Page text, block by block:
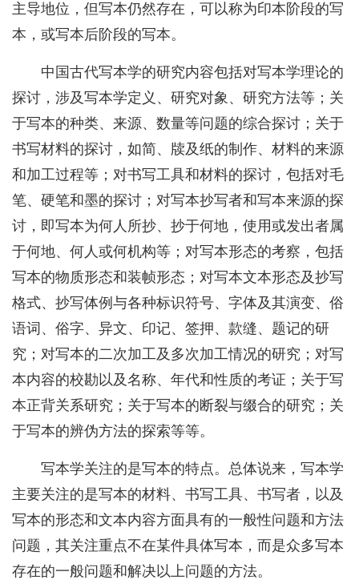
主导地位，但写本仍然存在，可以称为印本阶段的写
本，或写本后阶段的写本。
中国古代写本学的研究内容包括对写本学理论的
探讨，涉及写本学定义、研究对象、研究方法等；关
于写本的种类、来源、数量等问题的综合探讨；关于
书写材料的探讨，如简、牍及纸的制作、材料的来源
和加工过程等；对书写工具和材料的探讨，包括对毛
笔、硬笔和墨的探讨；对写本抄写者和写本来源的探
讨，即写本为何人所抄、抄于何地，使用或发出者属
于何地、何人或何机构等；对写本形态的考察，包括
写本的物质形态和装帧形态；对写本文本形态及抄写
格式、抄写体例与各种标识符号、字体及其演变、俗
语词、俗字、异文、印记、签押、款缝、题记的研
究；对写本的二次加工及多次加工情况的研究；对写
本内容的校勘以及名称、年代和性质的考证；关于写
本正背关系研究；关于写本的断裂与缀合的研究；关
于写本的辨伪方法的探索等等。
写本学关注的是写本的特点。总体说来，写本学
主要关注的是写本的材料、书写工具、书写者，以及
写本的形态和文本内容方面具有的一般性问题和方法
问题，其关注重点不在某件具体写本，而是众多写本
存在的一般问题和解决以上问题的方法。